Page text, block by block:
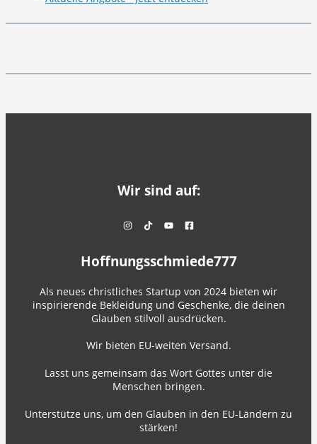
Wir sind auf:
Hoffnungsschmiede777
Als neues christliches Startup von 2024 bieten wir
inspirierende Bekleidung und Geschenke, die deinen
Glauben stilvoll ausdrücken.
Wir bieten EU-weiten Versand.
Lasst uns gemeinsam das Wort Gottes unter die
Menschen bringen.
Unterstütze uns, um den Glauben in den EU-Ländern zu
stärken!